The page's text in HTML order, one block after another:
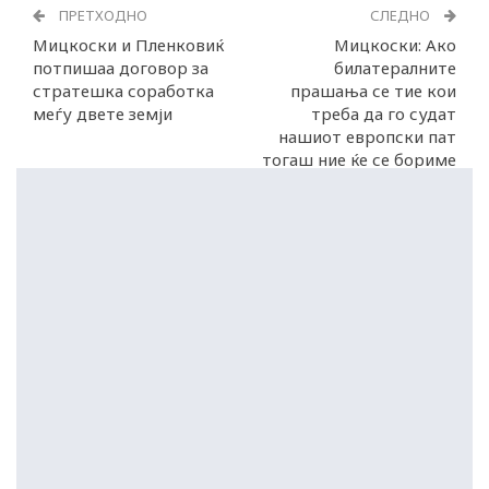
ПРЕТХОДНО
Мицкоски и Пленковиќ
потпишаа договор за
стратешка соработка
меѓу двете земји
СЛЕДНО
Мицкоски: Ако
билатералните
прашања се тие кои
треба да го судат
нашиот европски пат
тогаш ние ќе се бориме